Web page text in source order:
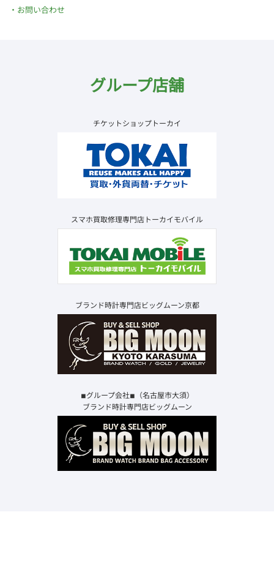
お問い合わせ
グループ店舗
チケットショップトーカイ
スマホ買取修理専門店トーカイモバイル
ブランド時計専門店ビッグムーン京都
◾︎グループ会社◾︎（名古屋市大須）
ブランド時計専門店ビッグムーン